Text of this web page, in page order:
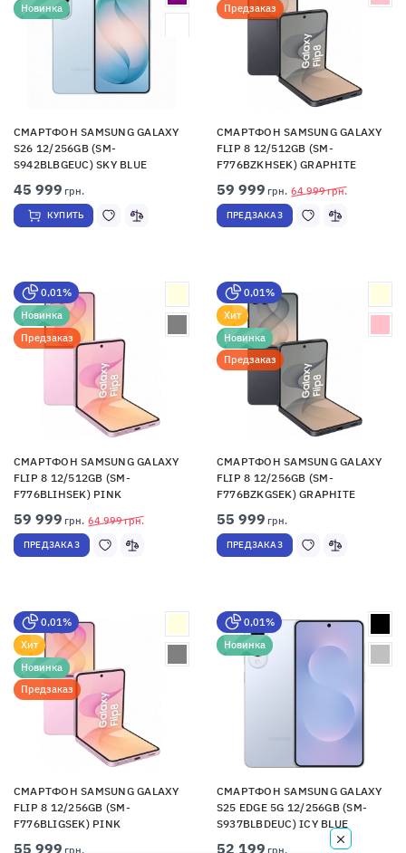
Новинка
СМАРТФОН SAMSUNG GALAXY
S26 12/256GB (SM-
S942BLBGEUC) SKY BLUE
45 999 грн.
КУПИТЬ
Предзаказ
СМАРТФОН SAMSUNG GALAXY
FLIP 8 12/512GB (SM-
F776BZKHSEK) GRAPHITE
64 999грн.
59 999 грн.
ПРЕДЗАКАЗ
0,01%
Новинка
Предзаказ
СМАРТФОН SAMSUNG GALAXY
FLIP 8 12/512GB (SM-
F776BLIHSEK) PINK
64 999грн.
59 999 грн.
ПРЕДЗАКАЗ
0,01%
Хит
Новинка
Предзаказ
СМАРТФОН SAMSUNG GALAXY
FLIP 8 12/256GB (SM-
F776BZKGSEK) GRAPHITE
55 999 грн.
ПРЕДЗАКАЗ
0,01%
Хит
Новинка
Предзаказ
СМАРТФОН SAMSUNG GALAXY
FLIP 8 12/256GB (SM-
F776BLIGSEK) PINK
55 999 грн.
0,01%
Новинка
СМАРТФОН SAMSUNG GALAXY
S25 EDGE 5G 12/256GB (SM-
S937BLBDEUC) ICY BLUE
52 199 грн.